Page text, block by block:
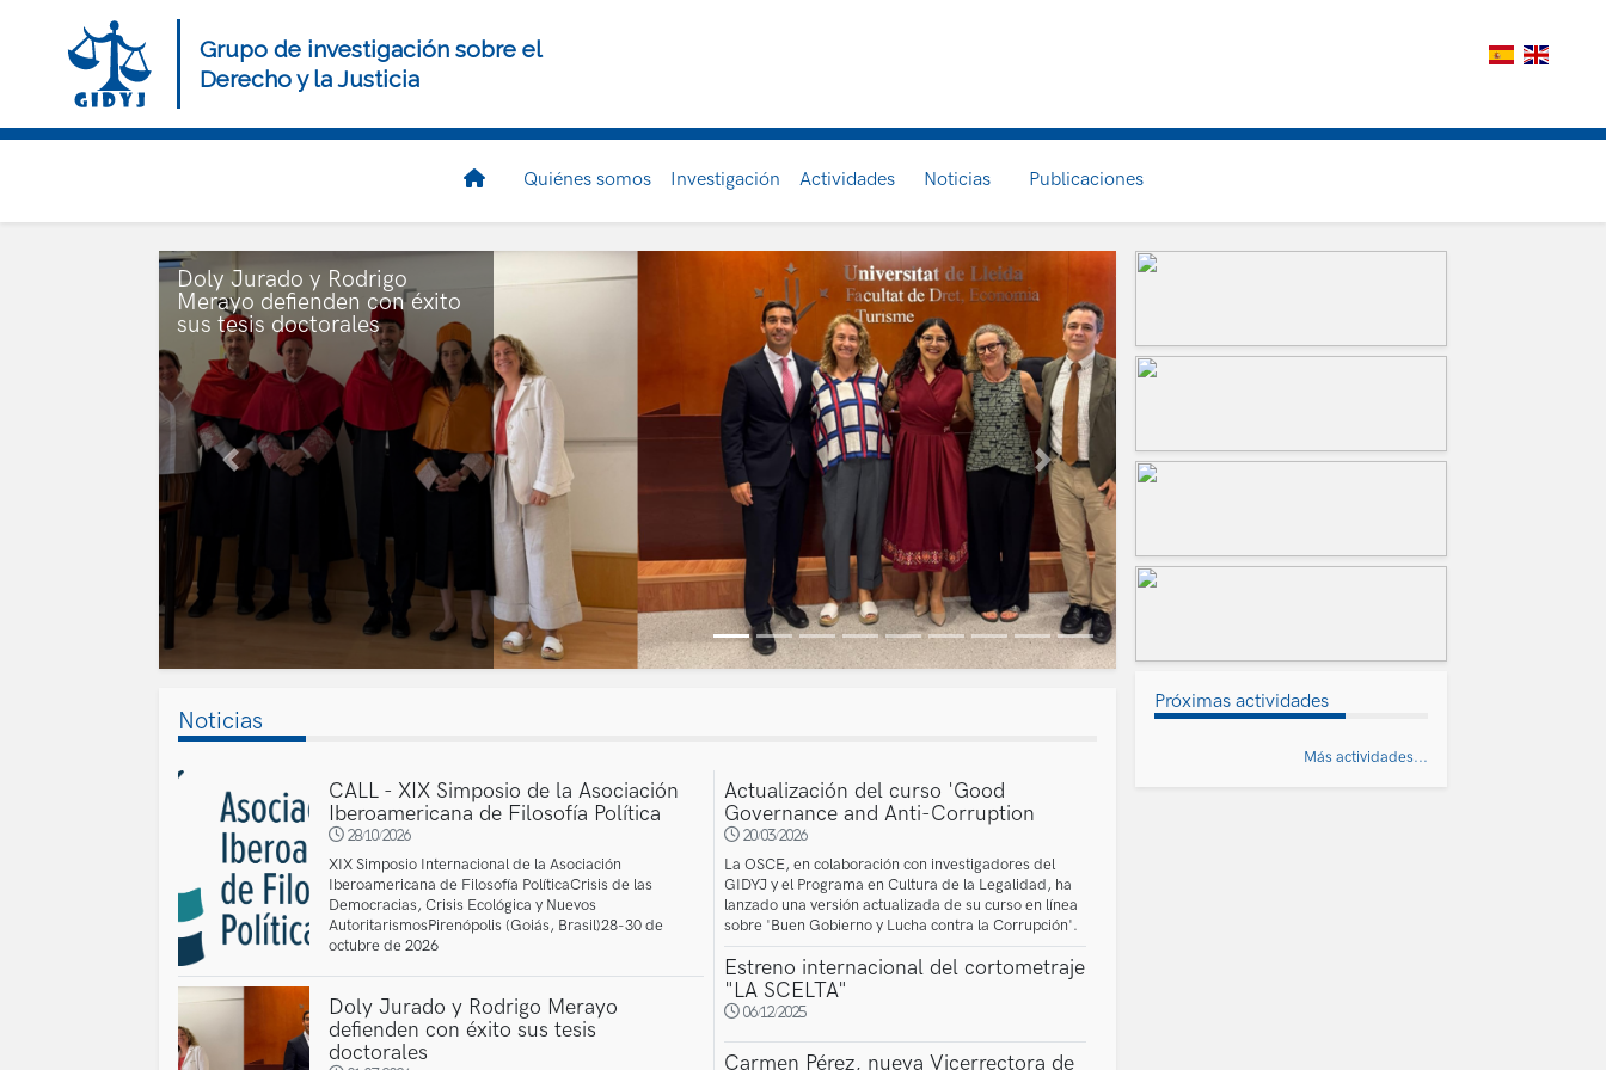
contenido
Grupo de investigación sobre el
Derecho y la Justicia
principal
Quiénes somos Investigación Actividades Noticias Publicaciones
Doly Jurado y Rodrigo
Merayo defienden con éxito
sus tesis doctorales
Anterior Siguiente
Noticias
CALL - XIX Simposio de la Asociación
Iberoamericana de Filosofía Política
28/10/2026
XIX Simposio Internacional de la Asociación
Iberoamericana de Filosofía PolíticaCrisis de las
Democracias, Crisis Ecológica y Nuevos
AutoritarismosPirenópolis (Goiás, Brasil)28-30 de
octubre de 2026
Doly Jurado y Rodrigo Merayo
defienden con éxito sus tesis
doctorales
Actualización del curso 'Good
Governance and Anti-Corruption
20/03/2026
La OSCE, en colaboración con investigadores del
GIDYJ y el Programa en Cultura de la Legalidad, ha
lanzado una versión actualizada de su curso en línea
sobre 'Buen Gobierno y Lucha contra la Corrupción'.
Estreno internacional del cortometraje
"LA SCELTA"
06/12/2025
Carmen Pérez, nueva Vicerrectora de
Próximas actividades
Más actividades...